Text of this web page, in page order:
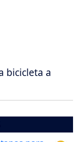
bicicleta a